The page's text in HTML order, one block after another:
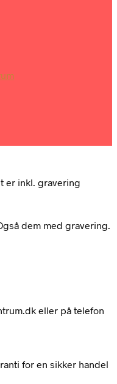
er inkl. gravering
dem med gravering.
eller på telefon
for en sikker handel